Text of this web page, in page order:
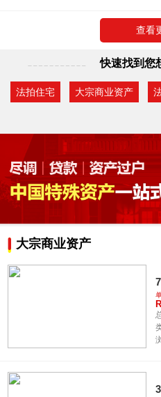
查看
快速找到您
法拍住宅 大宗商业资产
大宗商业资产